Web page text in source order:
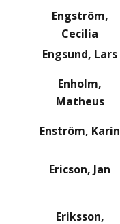
Engström,
Cecilia
Engsund, Lars
Enholm,
Matheus
Enström, Karin
Ericson, Jan
Eriksson,